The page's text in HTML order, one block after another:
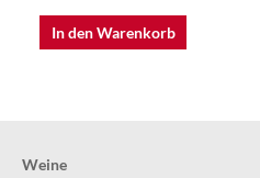
In den Warenkorb
Weine